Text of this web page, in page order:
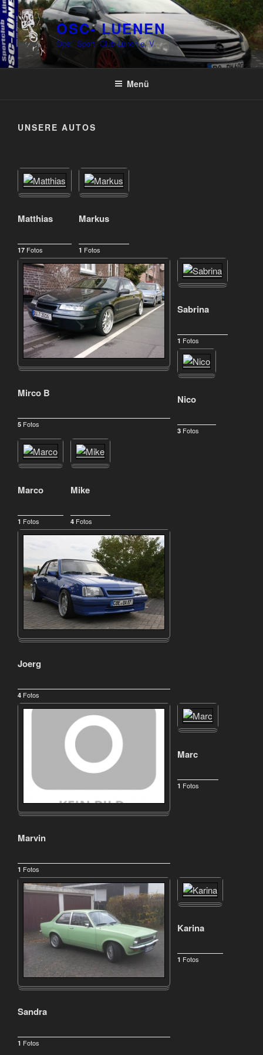
Zum
Inhalt
springen
OSC- LUENEN
Opel- Sport- Club Lünen e. V.
Menü
UNSERE AUTOS
Matthias
17 Fotos
Markus
1 Fotos
Mirco B
5 Fotos
Sabrina
1 Fotos
Nico
3 Fotos
Marco
1 Fotos
Mike
4 Fotos
Joerg
4 Fotos
Marvin
1 Fotos
Marc
1 Fotos
Sandra
1 Fotos
Karina
1 Fotos